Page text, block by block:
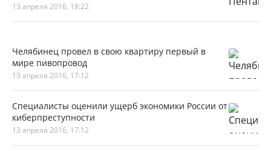
13 апреля 2016, 18:22
Челябинец провел в свою квартиру первый в
мире пивопровод
13 апреля 2016, 17:12
Специалисты оценили ущерб экономики России от
киберпреступности
13 апреля 2016, 17:12